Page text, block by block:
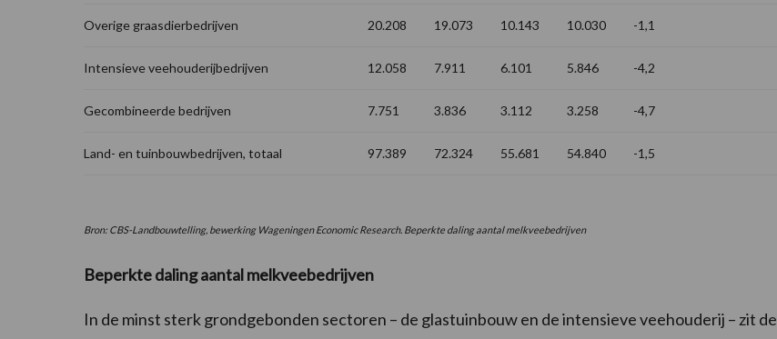
Overige graasdierbedrijven 20.208 19.073 10.143 10.030 -1,1
Intensieve veehouderijbedrijven 12.058 7.911 6.101 5.846 -4,2
Gecombineerde bedrijven 7.751 3.836 3.112 3.258 -4,7
Land- en tuinbouwbedrijven, totaal 97.389 72.324 55.681 54.840 -1,5
Bron: CBS-Landbouwtelling, bewerking Wageningen Economic Research. Beperkte daling aantal melkveebedrijven
Beperkte daling aantal melkveebedrijven
In de minst sterk grondgebonden sectoren – de glastuinbouw en de intensieve veehouderij – zit de